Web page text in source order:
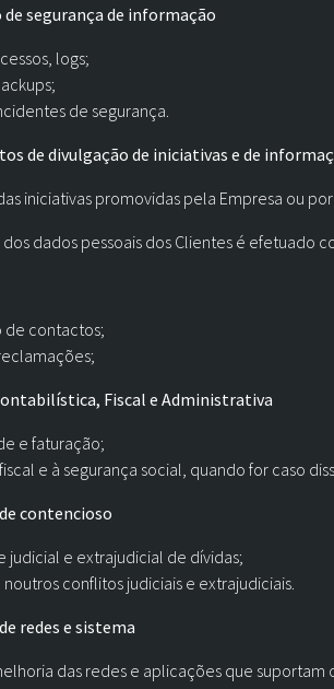
segurança de informação
logs;
de segurança.
de divulgação de iniciativas e de
iniciativas promovidas pela Empresa ou
dados pessoais dos Clientes é efetuado
de contactos;
Fiscal e Administrativa
e faturação;
e à segurança social, quando for caso
contencioso
judicial e extrajudicial de dívidas;
conflitos judiciais e extrajudiciais.
redes e sistema
das redes e aplicações que suportam